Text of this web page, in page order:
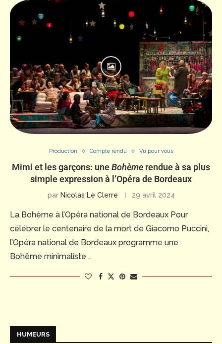
Production Compte rendu Vu pour vous
Mimi et les garçons: uneBohème rendue à sa plus
simple expression à l’Opéra de Bordeaux
par Nicolas Le Clerre 29 avril 2024
La Bohème à l’Opéra national de Bordeaux Pour
célébrer le centenaire de la mort de Giacomo Puccini,
l’Opéra national de Bordeaux programme une
Bohême minimaliste …
HUMEURS